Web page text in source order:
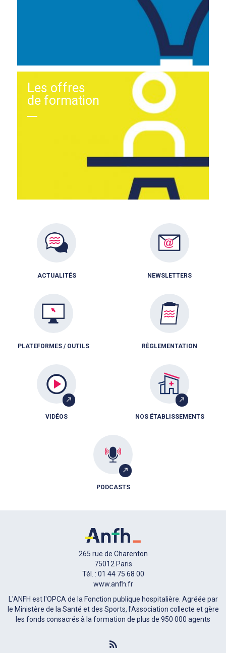
Les offres
de formation
ACTUALITÉS NEWSLETTERS
PLATEFORMES / OUTILS RÈGLEMENTATION
VIDÉOS NOS ÉTABLISSEMENTS
PODCASTS
265 rue de Charenton
75012 Paris
Tél. : 01 44 75 68 00
www.anfh.fr
L'ANFH est l'OPCA de la Fonction publique hospitalière. Agréée par
le Ministère de la Santé et des Sports, l'Association collecte et gère
les fonds consacrés à la formation de plus de 950 000 agents